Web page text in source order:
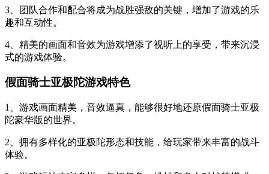
3、团队合作和配合将成为战胜强敌的关键，增加了游戏的乐
趣和互动性。
4、精美的画面和音效为游戏增添了视听上的享受，带来沉浸
式的游戏体验。
假面骑士亚极陀游戏特色
1、游戏画面精美，音效逼真，能够很好地还原假面骑士亚极
陀豪华版的世界。
2、拥有多样化的亚极陀形态和技能，给玩家带来丰富的战斗
体验。